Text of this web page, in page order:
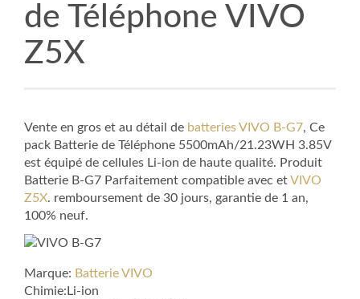
de Téléphone VIVO
Z5X
Vente en gros et au détail de batteries VIVO B-G7, Ce
pack Batterie de Téléphone 5500mAh/21.23WH 3.85V
est équipé de cellules Li-ion de haute qualité. Produit
Batterie B-G7 Parfaitement compatible avec etVIVO
Z5X. remboursement de 30 jours, garantie de 1 an,
100% neuf.
Marque: Batterie VIVO
Chimie:Li-ion